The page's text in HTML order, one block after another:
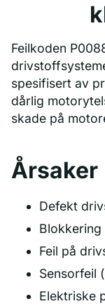
Feilkoden
spesifisert av
dårlig
skade på
Årsaker
Defekt
Feil på
Sensorfeil
Elektriske